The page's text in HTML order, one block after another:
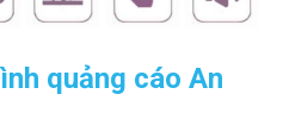
quảng cáo An